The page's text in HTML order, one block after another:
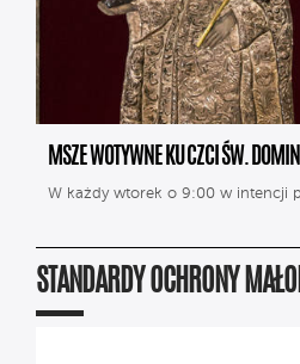
MSZE WOTYWNE KU CZCI ŚW.
W każdy wtorek o 9:00 w intencji
STANDARDY OCHRONY